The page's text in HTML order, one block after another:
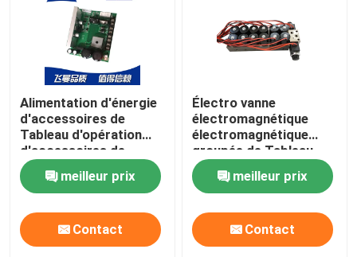
Alimentation d'énergie
d'accessoires de
Tableau d'opération
d'accessoires de
système
électrohydraulique
d'ODM d'OEM
meilleur prix
Contact
Électro vanne
électromagnétique
électromagnétique
groupée de Tableau
d'opération
d'accessoires de
circuit hydraulique
meilleur prix
Contact